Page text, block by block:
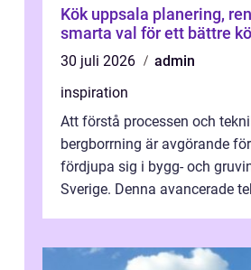
Kök uppsala planering, renovering och
smarta val för ett bättre
30 juli 2026
admin
inspiration
Att förstå processen och
bergborrning är avgörande för
fördjupa sig i bygg- och
Sverige. Denna avancerade